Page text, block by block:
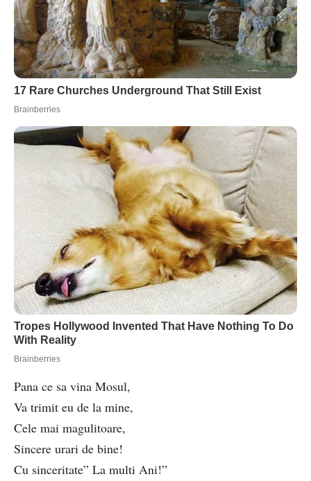
Pana ce sa vina Mosul,
Va trimit eu de la mine,
Cele mai magulitoare,
Sincere urari de bine!
Cu sinceritate” La multi Ani!”